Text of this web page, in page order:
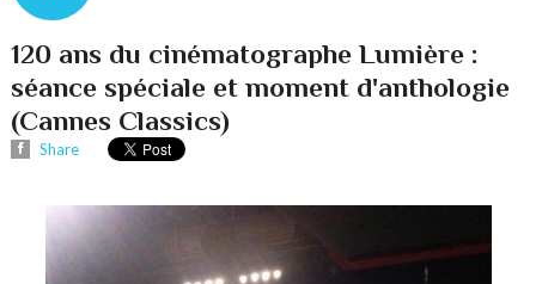
120 ans du cinématographe Lumière :
séance spéciale et moment d'anthologie
(Cannes Classics)
Share